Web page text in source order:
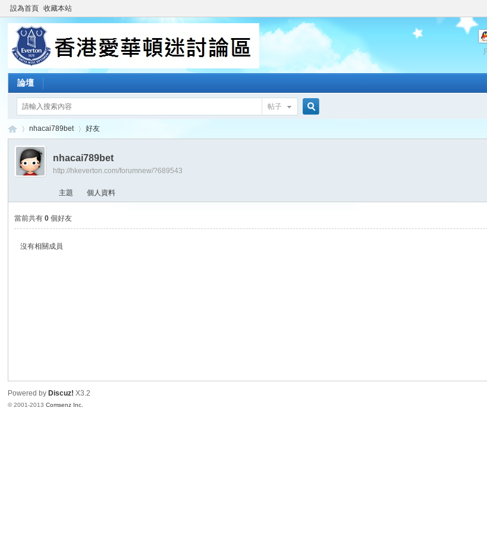
設為首頁 收藏本站
論壇
帖子
›
nhacai789bet 好友
nhacai789bet
http://hkeverton.com/forumnew/?689543
主題 個人資料
當前共有0 個好友
沒有相關成員
Powered by Discuz! X3.2
© 2001-2013Comsenz Inc.